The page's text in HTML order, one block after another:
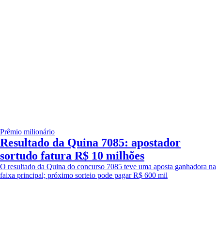
Prêmio milionário
Resultado da Quina 7085: apostador
sortudo fatura R$ 10 milhões
O resultado da Quina do concurso 7085 teve uma aposta ganhadora na
faixa principal; próximo sorteio pode pagar R$ 600 mil